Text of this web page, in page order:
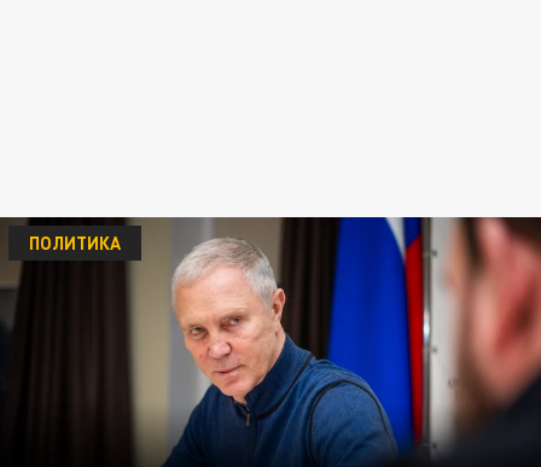
ПОЛИТИКА